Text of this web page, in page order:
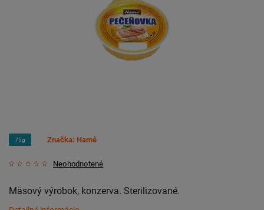
75g
Neohodnotené
Značka: Hamé
Mäsový výrobok, konzerva. Sterilizované.